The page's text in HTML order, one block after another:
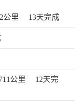
公里 13天完成
公里
12天完